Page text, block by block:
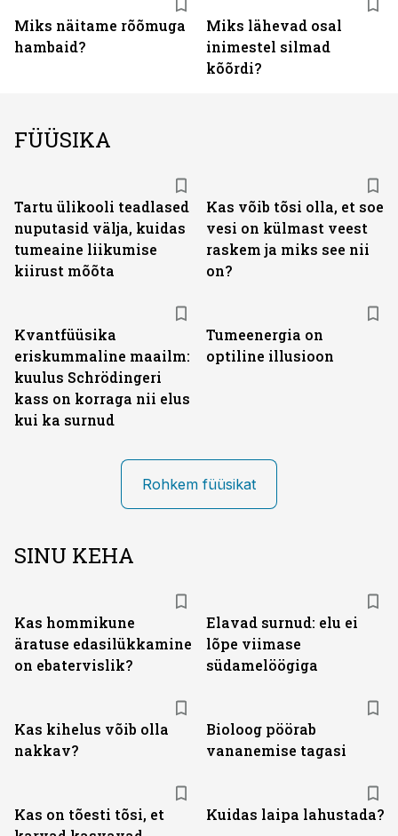
Miks näitame rõõmuga
hambaid?
Miks lähevad osal
inimestel silmad
kõõrdi?
FÜÜSIKA
Tartu ülikooli teadlased
nuputasid välja, kuidas
tumeaine liikumise
kiirust mõõta
Kas võib tõsi olla, et soe
vesi on külmast veest
raskem ja miks see nii
on?
Kvantfüüsika
eriskummaline maailm:
kuulus Schrödingeri
kass on korraga nii elus
kui ka surnud
Tumeenergia on
optiline illusioon
Rohkem füüsikat
SINU KEHA
Kas hommikune
äratuse edasilükkamine
on ebatervislik?
Elavad surnud: elu ei
lõpe viimase
südamelöögiga
Kas kihelus võib olla
nakkav?
Bioloog pöörab
vananemise tagasi
Kas on tõesti tõsi, et
Kuidas laipa lahustada?